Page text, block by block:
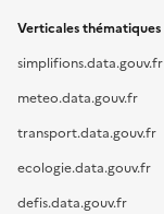
Verticales thématiques
simplifions.data.gouv.fr
meteo.data.gouv.fr
transport.data.gouv.fr
ecologie.data.gouv.fr
defis.data.gouv.fr